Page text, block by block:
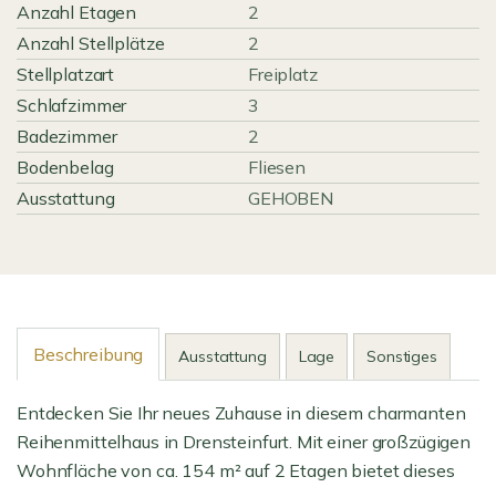
Anzahl Etagen
2
Anzahl Stellplätze
2
Stellplatzart
Freiplatz
Schlafzimmer
3
Badezimmer
2
Bodenbelag
Fliesen
Ausstattung
GEHOBEN
Beschreibung Ausstattung Lage Sonstiges
Entdecken Sie Ihr neues Zuhause in diesem charmanten
Reihenmittelhaus in Drensteinfurt. Mit einer großzügigen
Wohnfläche von ca. 154 m² auf 2 Etagen bietet dieses